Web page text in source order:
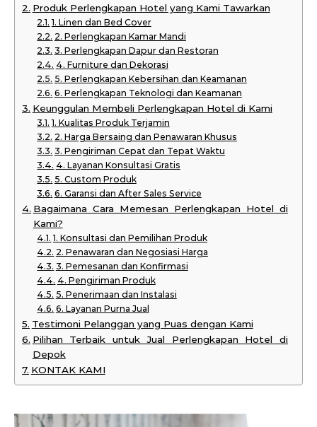
Produk Perlengkapan Hotel yang Kami Tawarkan
1. Linen dan Bed Cover
2. Perlengkapan Kamar Mandi
3. Perlengkapan Dapur dan Restoran
4. Furniture dan Dekorasi
5. Perlengkapan Kebersihan dan Keamanan
6. Perlengkapan Teknologi dan Keamanan
Keunggulan Membeli Perlengkapan Hotel di Kami
1. Kualitas Produk Terjamin
2. Harga Bersaing dan Penawaran Khusus
3. Pengiriman Cepat dan Tepat Waktu
4. Layanan Konsultasi Gratis
5. Custom Produk
6. Garansi dan After Sales Service
Bagaimana Cara Memesan Perlengkapan Hotel di
Kami?
1. Konsultasi dan Pemilihan Produk
2. Penawaran dan Negosiasi Harga
3. Pemesanan dan Konfirmasi
4. Pengiriman Produk
5. Penerimaan dan Instalasi
6. Layanan Purna Jual
Testimoni Pelanggan yang Puas dengan Kami
Pilihan Terbaik untuk Jual Perlengkapan Hotel di
Depok
KONTAK KAMI